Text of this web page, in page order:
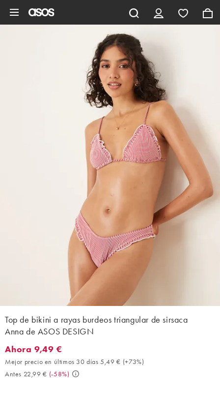
Top de bikini a rayas burdeos triangular de sirsaca
Anna de ASOS DESIGN
Ahora 9,49 €. Mejor precio en últimos 30 días 5,49 € (+73%).
Ahora 9,49 €
Mejor precio en últimos 30 días 5,49 € (+73%)
Antes 22,99 € (-58%)